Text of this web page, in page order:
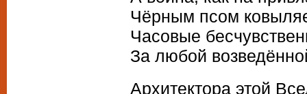
Чёрным псом
Часовые
За любой
Архитектора этой